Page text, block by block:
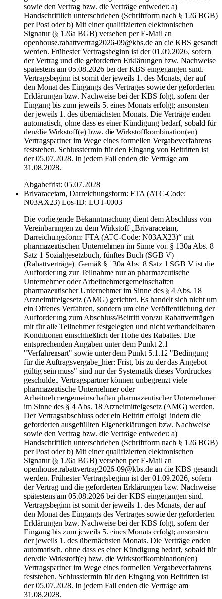
sowie den Vertrag bzw. die Verträge entweder: a)
Handschriftlich unterschrieben (Schriftform nach § 126 BGB)
per Post oder b) Mit einer qualifizierten elektronischen
Signatur (§ 126a BGB) versehen per E-Mail an
openhouse.rabattvertrag2026-09@kbs.de an die KBS gesandt
werden. Frühester Vertragsbeginn ist der 01.09.2026, sofern
der Vertrag und die geforderten Erklärungen bzw. Nachweise
spätestens am 05.08.2026 bei der KBS eingegangen sind.
Vertragsbeginn ist somit der jeweils 1. des Monats, der auf
den Monat des Eingangs des Vertrages sowie der geforderten
Erklärungen bzw. Nachweise bei der KBS folgt, sofern der
Eingang bis zum jeweils 5. eines Monats erfolgt; ansonsten
der jeweils 1. des übernächsten Monats. Die Verträge enden
automatisch, ohne dass es einer Kündigung bedarf, sobald für
den/die Wirkstoff(e) bzw. die Wirkstoffkombination(en)
Vertragspartner im Wege eines formellen Vergabeverfahrens
feststehen. Schlusstermin für den Eingang von Beitritten ist
der 05.07.2028. In jedem Fall enden die Verträge am
31.08.2028.
Abgabefrist: 05.07.2028
Brivaracetam, Darreichungsform: FTA (ATC-Code:
N03AX23) Los-ID: LOT-0003
Die vorliegende Bekanntmachung dient dem Abschluss von
Vereinbarungen zu dem Wirkstoff „Brivaracetam,
Darreichungsform: FTA (ATC-Code: N03AX23)“ mit
pharmazeutischen Unternehmen im Sinne von § 130a Abs. 8
Satz 1 Sozialgesetzbuch, fünftes Buch (SGB V)
(Rabattverträge). Gemäß § 130a Abs. 8 Satz 1 SGB V ist die
Aufforderung zur Teilnahme nur an pharmazeutische
Unternehmer oder Arbeitnehmergemeinschaften
pharmazeutischer Unternehmer im Sinne des § 4 Abs. 18
Arzneimittelgesetz (AMG) gerichtet. Es handelt sich nicht um
ein Offenes Verfahren, sondern um eine Veröffentlichung der
Aufforderung zum Abschluss/Beitritt von/zu Rabattverträgen
mit für alle Teilnehmer festgelegten und nicht verhandelbaren
Konditionen einschließlich der Höhe des Rabattes. Die
entsprechenden Angaben unter dem Punkt 2.1
"Verfahrensart" sowie unter dem Punkt 5.1.12 "Bedingung
für die Auftragsvergabe_hier: Frist, bis zu der das Angebot
gültig sein muss" sind nur der Systematik dieses Vordruckes
geschuldet. Vertragspartner können unbegrenzt viele
pharmazeutische Unternehmer oder
Arbeitnehmergemeinschaften pharmazeutischer Unternehmer
im Sinne des § 4 Abs. 18 Arzneimittelgesetz (AMG) werden.
Der Vertragsabschluss oder ein Beitritt erfolgt, indem die
geforderten ausgefüllten Eigenerklärungen bzw. Nachweise
sowie den Vertrag bzw. die Verträge entweder: a)
Handschriftlich unterschrieben (Schriftform nach § 126 BGB)
per Post oder b) Mit einer qualifizierten elektronischen
Signatur (§ 126a BGB) versehen per E-Mail an
openhouse.rabattvertrag2026-09@kbs.de an die KBS gesandt
werden. Frühester Vertragsbeginn ist der 01.09.2026, sofern
der Vertrag und die geforderten Erklärungen bzw. Nachweise
spätestens am 05.08.2026 bei der KBS eingegangen sind.
Vertragsbeginn ist somit der jeweils 1. des Monats, der auf
den Monat des Eingangs des Vertrages sowie der geforderten
Erklärungen bzw. Nachweise bei der KBS folgt, sofern der
Eingang bis zum jeweils 5. eines Monats erfolgt; ansonsten
der jeweils 1. des übernächsten Monats. Die Verträge enden
automatisch, ohne dass es einer Kündigung bedarf, sobald für
den/die Wirkstoff(e) bzw. die Wirkstoffkombination(en)
Vertragspartner im Wege eines formellen Vergabeverfahrens
feststehen. Schlusstermin für den Eingang von Beitritten ist
der 05.07.2028. In jedem Fall enden die Verträge am
31.08.2028.